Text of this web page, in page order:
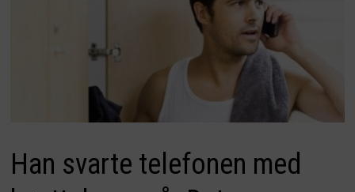
Han svarte telefonen med